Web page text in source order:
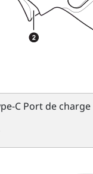
CPort de charge